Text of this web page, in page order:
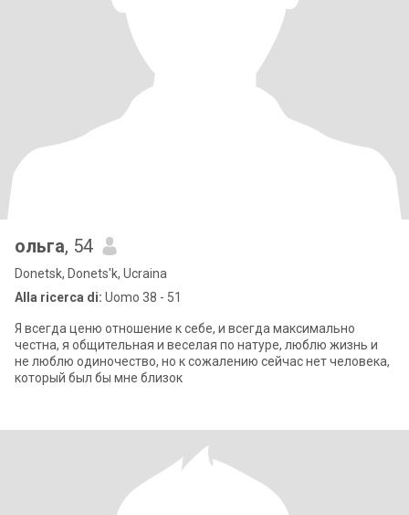
ольга, 54
Donetsk, Donets'k, Ucraina
Alla ricerca di: Uomo 38 - 51
Я всегда ценю отношение к себе, и всегда максимально
честна, я общительная и веселая по натуре, люблю жизнь и
не люблю одиночество, но к сожалению сейчас нет человека,
который был бы мне близок